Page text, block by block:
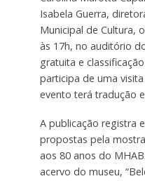
Isabela Guerra,
Municipal de Cultura,
às 17h, no auditório
gratuita e
participa de uma
evento terá tradução
A publicação registra
propostas pela
aos 80 anos do
acervo do museu,